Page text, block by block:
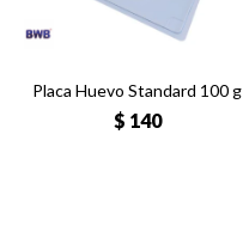
Placa Huevo Standard 100 g
$ 140